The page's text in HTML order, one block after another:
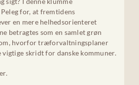
for, at fremtidens
en mere helhedsorienteret
betragtes som en samlet grøn
hvorfor træforvaltningsplaner
skridt for danske kommuner.